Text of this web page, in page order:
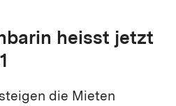
heisst jetzt
die Mieten